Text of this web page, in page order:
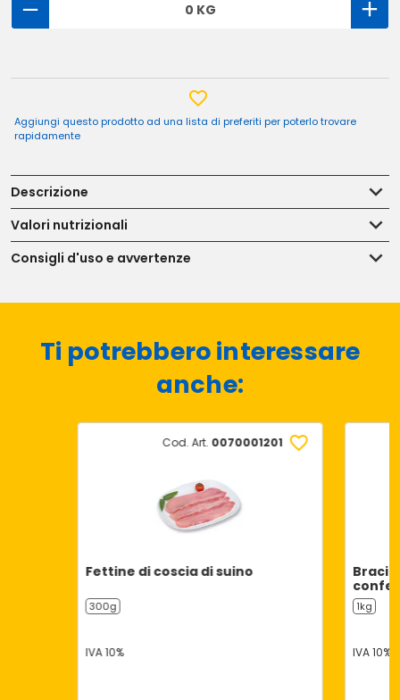
0 KG
Aggiungi questo prodotto ad una lista di preferiti per poterlo trovare
rapidamente
Descrizione
Valori nutrizionali
Consigli d'uso e avvertenze
Ti potrebbero interessare
anche:
Cod. Art. 0070001201
Fettine di coscia di suino
300g
IVA 10%
1kg
IVA 10%